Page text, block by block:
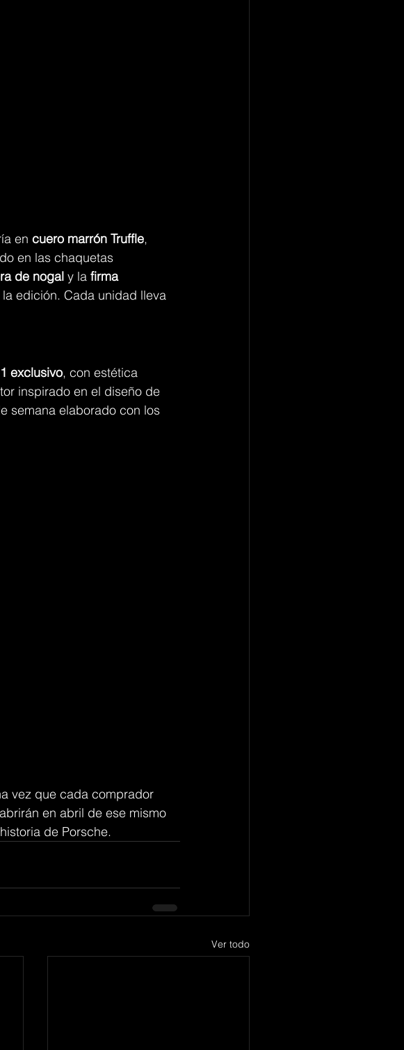
en cuero marrón Truffle,
en las chaquetas
de nogal y la firma
edición. Cada unidad lleva
exclusivo, con estética
inspirado en el diseño de
semana elaborado con los
vez que cada comprador
en abril de ese mismo
de Porsche.
Ver todo